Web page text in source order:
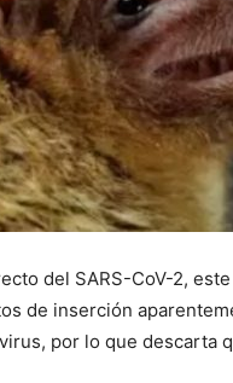
del SARS-CoV-2,
de inserción
por lo que descarta